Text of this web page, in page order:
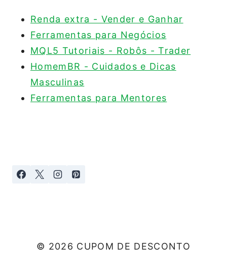
Renda extra - Vender e Ganhar
Ferramentas para Negócios
MQL5 Tutoriais - Robôs - Trader
HomemBR - Cuidados e Dicas
Masculinas
Ferramentas para Mentores
© 2026 CUPOM DE DESCONTO